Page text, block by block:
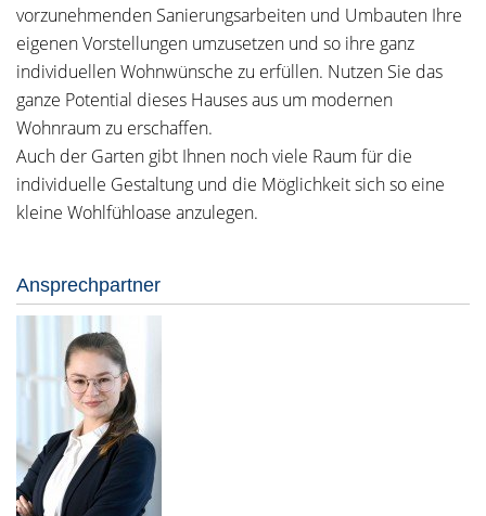
vorzunehmenden Sanierungsarbeiten und Umbauten Ihre
eigenen Vorstellungen umzusetzen und so ihre ganz
individuellen Wohnwünsche zu erfüllen. Nutzen Sie das
ganze Potential dieses Hauses aus um modernen
Wohnraum zu erschaffen.
Auch der Garten gibt Ihnen noch viele Raum für die
individuelle Gestaltung und die Möglichkeit sich so eine
kleine Wohlfühloase anzulegen.
Ansprechpartner